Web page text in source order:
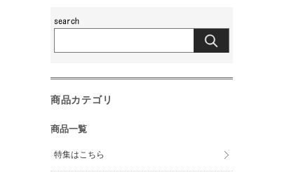
商品カテゴリ
商品一覧
特集はこちら